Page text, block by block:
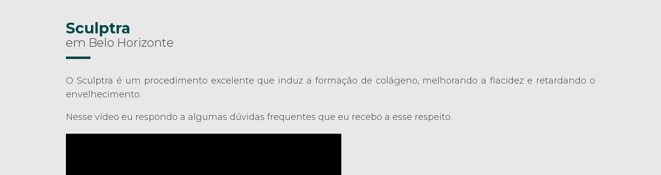
Sculptra
em Belo Horizonte
O Sculptra é um procedimento excelente que induz a formação de colágeno, melhorando a flacidez e retardando o
envelhecimento.
Nesse vídeo eu respondo a algumas dúvidas frequentes que eu recebo a esse respeito.